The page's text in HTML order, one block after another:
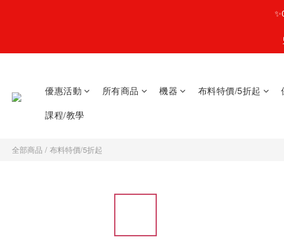
優惠活動 所有商品 機器 布料特價/5折起
課程/教學
全部商品 / 布料特價/5折起